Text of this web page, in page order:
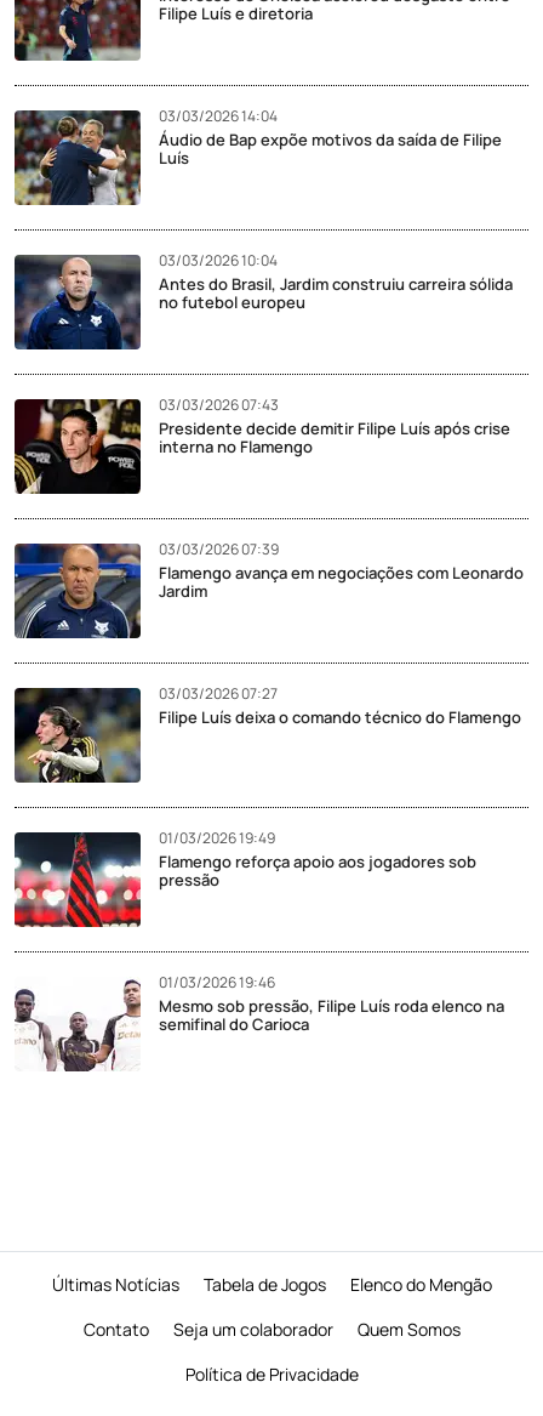
Filipe Luís e diretoria
03/03/2026 14:04
Áudio de Bap expõe motivos da saída de Filipe
Luís
03/03/2026 10:04
Antes do Brasil, Jardim construiu carreira sólida
no futebol europeu
03/03/2026 07:43
Presidente decide demitir Filipe Luís após crise
interna no Flamengo
03/03/2026 07:39
Flamengo avança em negociações com Leonardo
Jardim
03/03/2026 07:27
Filipe Luís deixa o comando técnico do Flamengo
01/03/2026 19:49
Flamengo reforça apoio aos jogadores sob
pressão
01/03/2026 19:46
Mesmo sob pressão, Filipe Luís roda elenco na
semifinal do Carioca
Últimas Notícias Tabela de Jogos
Elenco do Mengão
Contato
Seja um colaborador
Quem Somos
Política de Privacidade